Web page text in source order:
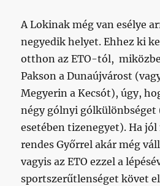
A Lokinak még van esélye
negyedik helyet. Ehhez ki
otthon az ETO-tól,
Pakson a Dunaújvárost
Megyerin a Kecsót), úgy,
négy gólnyi gólkülönbséget
esetében tizenegyet). Ha
rendes Győrrel akár még
vagyis az ETO ezzel a
sportszerűtlenséget követ